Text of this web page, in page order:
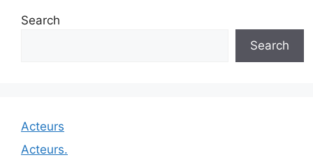
Search
Search
Acteurs
Acteurs.